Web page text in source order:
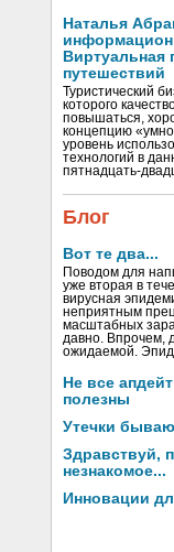
Наталья
Виртуальная
путешествий
Туристический
которого
повышаться,
концепцию
уровень
технологий в
пятнадцать-
Блог
Вот те два...
Поводом для
уже вторая в
вирусная
неприятным
масштабных
давно. Впрочем,
ожидаемой.
Не все
полезны
Утечки
Здравствуй,
незнакомое...
Инновации